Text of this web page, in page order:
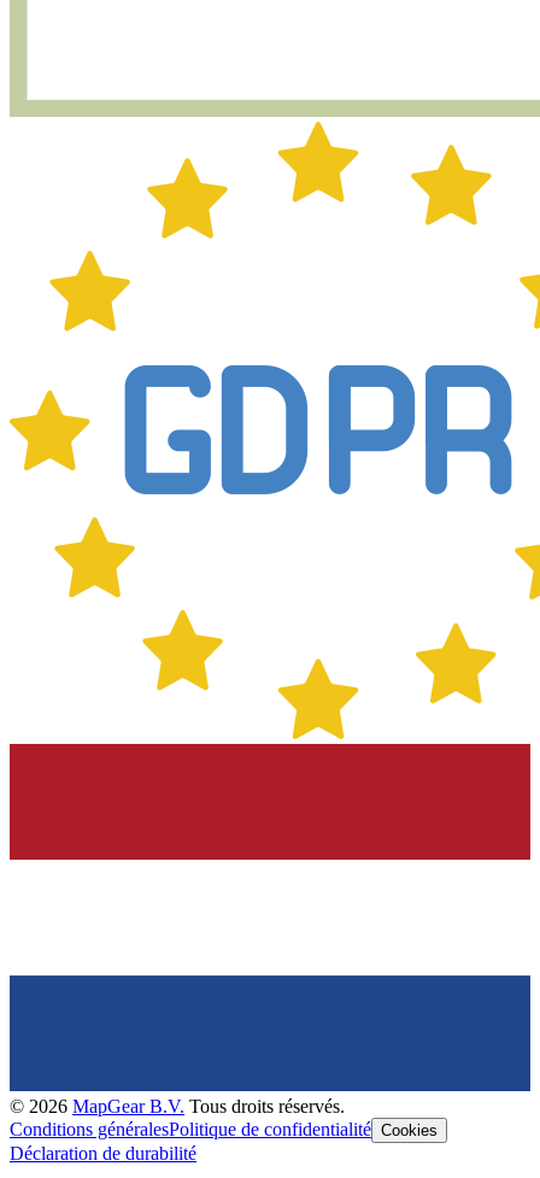
© 2026 MapGear B.V. Tous droits réservés.
Conditions généralesPolitique de confidentialité Cookies
Déclaration de durabilité